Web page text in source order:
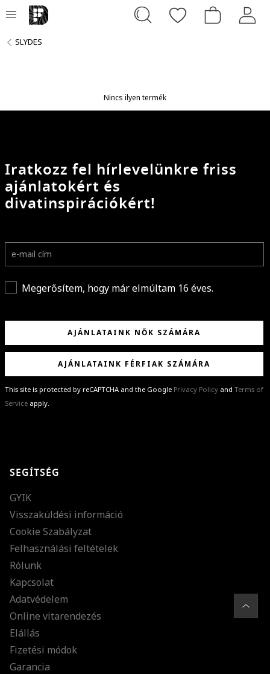
SLYDES
Nincs ilyen termék
Iratkozz fel hírlevelünkre friss
ajánlatokért és
divatinspirációkért!
Megerősítem, hogy már elmúltam 16 éves.
AJÁNLATAINK NŐK SZÁMÁRA
AJÁNLATAINK FÉRFIAK SZÁMÁRA
This site is protected by reCAPTCHA and the Google Privacy Policy and Terms of
Service apply.
különleges ajánlatainkat és stílustippjeinket!
SEGÍTSÉG
GYIK
Visszaküldési információ
Cookie Szabályzat
Felhasználási feltételek
Rólunk
Kapcsolat
Adatvédelem
Online vitarendezés
Elállás
Fizetési módok
Garancia